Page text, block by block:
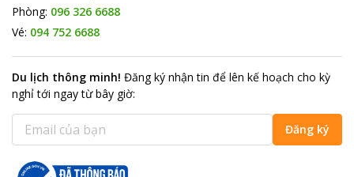
Phòng: 096 326 6688
Vé: 094 752 6688
Du lịch thông minh! Đăng ký nhận tin để lên kế hoạch cho kỳ
nghỉ tới ngay từ bây giờ:
Đăng ký